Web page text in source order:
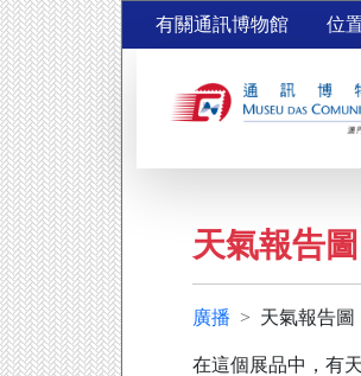
有關通訊博物館 位
天氣報告圖
廣播 天氣報告圖
在這個展品中，有